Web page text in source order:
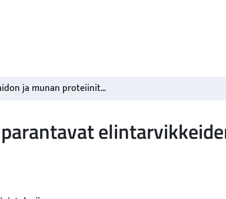
Maidon ja munan proteiinit parantavat elintarvikkeiden rakennetta